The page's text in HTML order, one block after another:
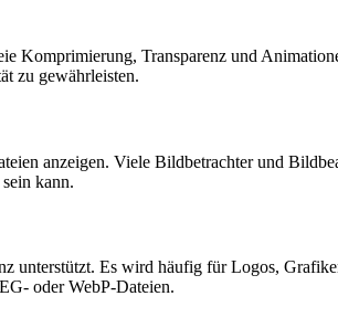
Komprimierung, Transparenz und
zu gewährleisten.
anzeigen. Viele Bildbetrachter und
kann.
unterstützt. Es wird häufig für Logos,
oder WebP-Dateien.